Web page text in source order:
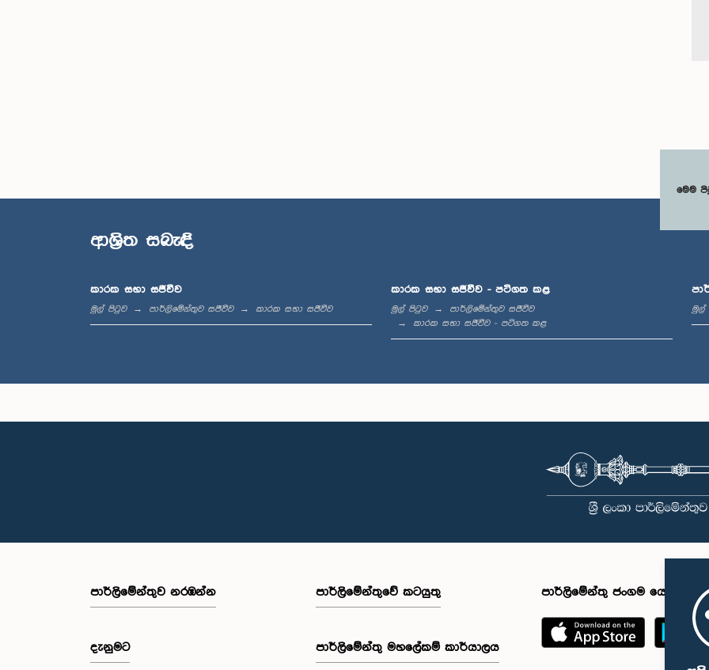
මෙම
ආශ්‍රිත සබැඳි
කාරක සභා සජීවීව
මුල් පිටුව පාර්ලිමේන්තුව සජීවීව කාරක සභා සජීවීව
කාරක සභා සජීවීව - පටිගත කළ
මුල් පිටුව
පාර්ලිමේන්තුව සජීවීව
කාරක සභා සජීවීව - පටිගත කළ
මුල්
පාර්ලි‌මේන්තුව නරඹන්න
දැනුමට
පාර්ලිමේන්තුවේ කටයුතු
පාර්ලිමේන්තු මහලේකම් කාර්යාලය
පාර්ලිමේන්තු ජංගම යෙදුම